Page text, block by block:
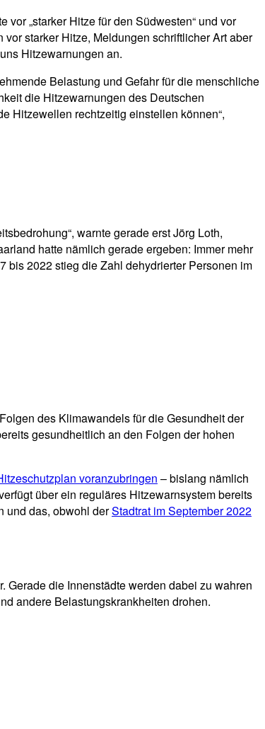
„starker Hitze für den Südwesten“ und vor
starker Hitze, Meldungen schriftlicher Art aber
Hitzewarnungen an.
Belastung und Gefahr für die menschliche
die Hitzewarnungen des Deutschen
Hitzewellen rechtzeitig einstellen können“,
warnte gerade erst Jörg Loth,
hatte nämlich gerade ergeben: Immer mehr
bis 2022 stieg die Zahl dehydrierter Personen im
des Klimawandels für die Gesundheit der
gesundheitlich an den Folgen der hohen
voranzubringen – bislang nämlich
über ein reguläres Hitzewarnsystem bereits
und das, obwohl derStadtrat im September 2022
Gerade die Innenstädte werden dabei zu wahren
andere Belastungskrankheiten drohen.